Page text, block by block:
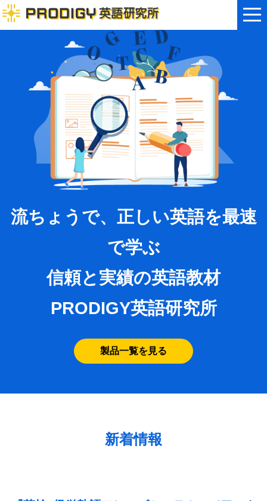
流ちょうで、正しい英語を最速
で学ぶ
信頼と実績の英語教材
PRODIGY英語研究所
製品一覧を見る
新着情報